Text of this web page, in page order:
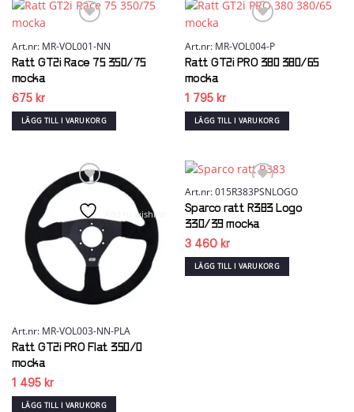
Add to wishlist
Art.nr: MR-VOL001-NN
Ratt GT2i Race 75 350/75
mocka
675 kr
LÄGG TILL I VARUKORG
Art.nr: MR-VOL004-P
Ratt GT2i PRO 380 380/65
mocka
1 795 kr
LÄGG TILL I VARUKORG
Add to wishlist
Art.nr: MR-VOL003-NN-PLA
Ratt GT2i PRO Flat 350/0
mocka
1 495 kr
LÄGG TILL I VARUKORG
Add to wishlist
Art.nr: 015R383PSNLOGO
Sparco ratt R383 Logo
330/39 mocka
3 460 kr
LÄGG TILL I VARUKORG